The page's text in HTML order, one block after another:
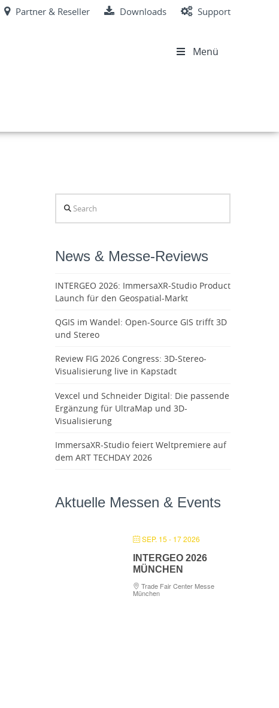
Partner & Reseller Downloads Support
Menü
News & Messe-Reviews
INTERGEO 2026: ImmersaXR-Studio Product
Launch für den Geospatial-Markt
QGIS im Wandel: Open-Source GIS trifft 3D
und Stereo
Review FIG 2026 Congress: 3D-Stereo-
Visualisierung live in Kapstadt
Vexcel und Schneider Digital: Die passende
Ergänzung für UltraMap und 3D-
Visualisierung
ImmersaXR-Studio feiert Weltpremiere auf
dem ART TECHDAY 2026
Aktuelle Messen & Events
SEP. 15 - 17 2026
INTERGEO 2026
MÜNCHEN
Trade Fair Center Messe
München